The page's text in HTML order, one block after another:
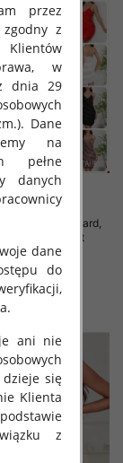
Roz Standard,
Paczka 12 szt
zł
przez
z
w
dnia 29
Dane
na
pełne
danych
dane
do
ani nie
dzieje się
Klienta
z